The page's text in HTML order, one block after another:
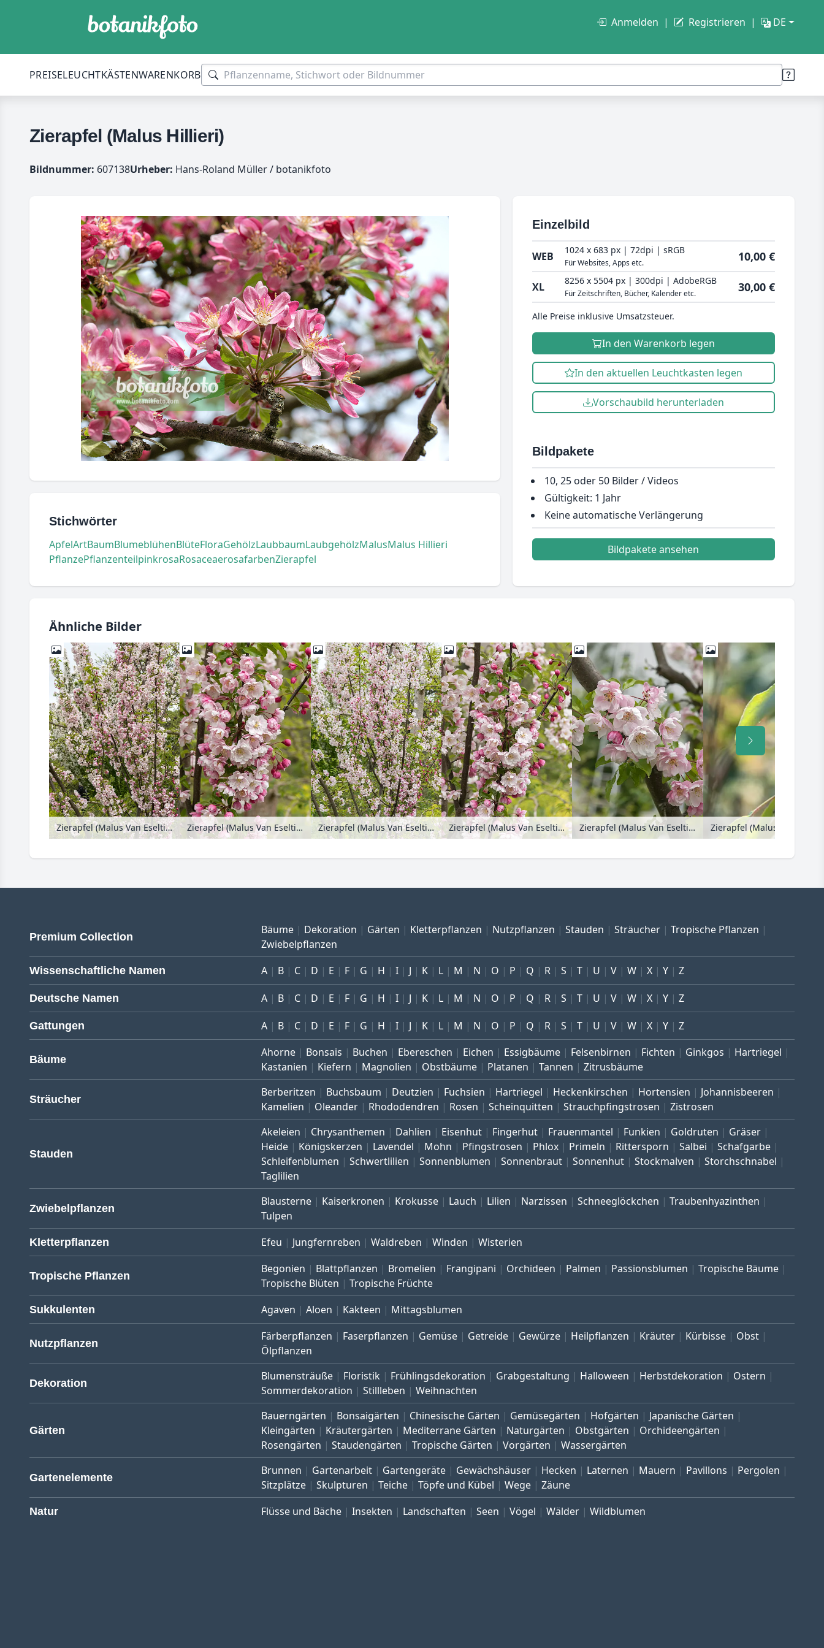
Anmelden Registrieren DE
PREISELEUCHTKÄSTENWARENKORB
Zierapfel (Malus Hillieri)
Bildnummer: 607138Urheber: Hans-Roland Müller / botanikfoto
Stichwörter
ApfelArtBaumBlumeblühenBlüteFloraGehölzLaubbaumLaubgehölzMalusMalus Hillieri
PflanzePflanzenteilpinkrosaRosaceaerosafarbenZierapfel
Einzelbild
WEB 1024 x 683 px | 72dpi | sRGB
Für Websites, Apps etc. 10,00 €
XL 8256 x 5504 px | 300dpi | AdobeRGB
Für Zeitschriften, Bücher, Kalender etc. 30,00 €
Alle Preise inklusive Umsatzsteuer.
In den Warenkorb legen
In den aktuellen Leuchtkasten legen
Vorschaubild herunterladen
Bildpakete
10, 25 oder 50 Bilder / Videos
Gültigkeit: 1 Jahr
Keine automatische Verlängerung
Bildpakete ansehen
Ähnliche Bilder
Zierapfel (Malus Van Eseltine) Zierapfel (Malus Van Eseltine) Zierapfel (Malus Van Eseltine) Zierapfel (Malus Van Eseltine) Zierapfel (Malus Van Eseltine) Zierapfel (Malus John
Premium Collection
Bäume Dekoration Gärten Kletterpflanzen Nutzpflanzen Stauden Sträucher
Tropische Pflanzen
Zwiebelpflanzen
Wissenschaftliche Namen A B C D E F G H I J K L M N O P Q R S T U V W X Y Z
Deutsche Namen A B C D E F G H I J K L M N O P Q R S T U V W X Y Z
Gattungen A B C D E F G H I J K L M N O P Q R S T U V W X Y Z
Bäume
Ahorne Bonsais Buchen Ebereschen Eichen Essigbäume Felsenbirnen Fichten Ginkgos
Hartriegel
Kastanien
Kiefern Magnolien Obstbäume Platanen Tannen Zitrusbäume
Sträucher
Berberitzen Buchsbaum Deutzien Fuchsien Hartriegel Heckenkirschen Hortensien
Johannisbeeren
Kamelien
Oleander Rhododendren Rosen Scheinquitten Strauchpfingstrosen Zistrosen
Stauden
Akeleien Chrysanthemen Dahlien Eisenhut Fingerhut Frauenmantel Funkien Goldruten
Gräser
Heide
Königskerzen Lavendel Mohn Pfingstrosen Phlox Primeln Rittersporn Salbei
Schafgarbe
Schleifenblumen
Schwertlilien Sonnenblumen Sonnenbraut Sonnenhut Stockmalven
Storchschnabel
Taglilien
Zwiebelpflanzen
Blausterne Kaiserkronen Krokusse Lauch Lilien Narzissen Schneeglöckchen
Traubenhyazinthen
Tulpen
Kletterpflanzen Efeu Jungfernreben Waldreben Winden Wisterien
Tropische Pflanzen
Begonien Blattpflanzen Bromelien Frangipani Orchideen Palmen Passionsblumen
Tropische Bäume
Tropische Blüten
Tropische Früchte
Sukkulenten Agaven Aloen Kakteen Mittagsblumen
Nutzpflanzen
Färberpflanzen Faserpflanzen Gemüse Getreide Gewürze Heilpflanzen Kräuter Kürbisse
Obst
Ölpflanzen
Dekoration
Blumensträuße Floristik Frühlingsdekoration Grabgestaltung Halloween Herbstdekoration
Ostern
Sommerdekoration
Stillleben Weihnachten
Gärten
Bauerngärten Bonsaigärten Chinesische Gärten Gemüsegärten Hofgärten
Japanische Gärten
Kleingärten
Kräutergärten Mediterrane Gärten Naturgärten Obstgärten
Orchideengärten
Rosengärten
Staudengärten Tropische Gärten Vorgärten Wassergärten
Gartenelemente
Brunnen Gartenarbeit Gartengeräte Gewächshäuser Hecken Laternen Mauern Pavillons
Pergolen
Sitzplätze
Skulpturen Teiche Töpfe und Kübel Wege Zäune
Natur Flüsse und Bäche Insekten Landschaften Seen Vögel Wälder Wildblumen